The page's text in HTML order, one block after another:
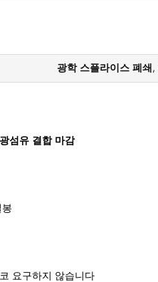
광학 스플라이스 폐쇄 ,
섬유 결합 마감
요구하지 않습니다